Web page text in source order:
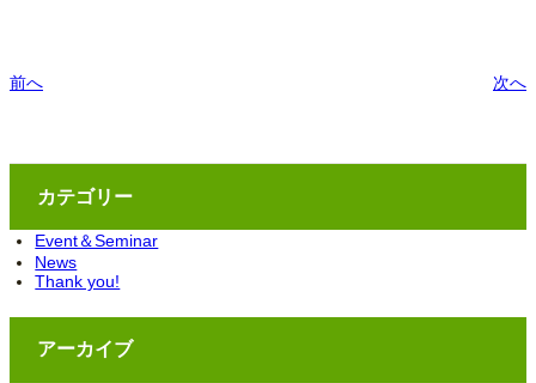
前へ 次へ
カテゴリー
Event＆Seminar
News
Thank you!
アーカイブ